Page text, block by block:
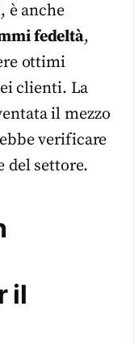
è anche
fedeltà,
ottimi
clienti. La
il mezzo
verificare
del settore.
il